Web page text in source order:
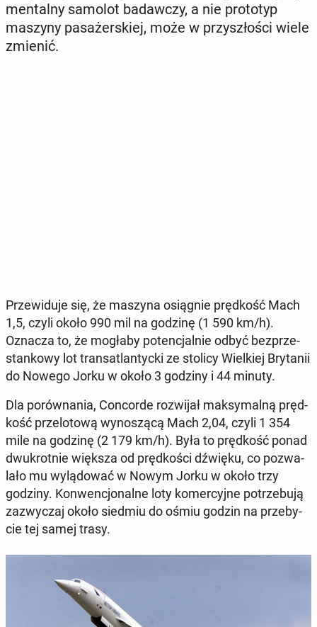
men­tal­ny samolot ba­daw­czy, a nie pro­to­typ
maszyny pa­sa­żer­skiej, może w przy­szło­ści wiele
zmienić.
Prze­wi­du­je się, że maszyna osią­gnie pręd­kość Mach
1,5, czyli około 990 mil na godzinę (1 590 km/h).
Oznacza to, że mogłaby po­ten­cjal­nie odbyć bez­prze­
stan­ko­wy lot trans­atlan­tyc­ki ze stolicy Wiel­kiej Bry­ta­nii
do Nowego Jorku w około 3 godziny i 44 minuty.
Dla po­rów­na­nia, Con­cor­de roz­wi­jał mak­sy­mal­ną pręd­
kość prze­lo­to­wą wy­no­szą­cą Mach 2,04, czyli 1 354
mile na godzinę (2 179 km/h). Była to pręd­kość ponad
dwu­krot­nie większa od pręd­ko­ści dźwięku, co po­zwa­
la­ło mu wy­lą­do­wać w Nowym Jorku w około trzy
godziny. Kon­wen­cjo­nal­ne loty ko­mer­cyj­ne po­trze­bu­ją
za­zwy­czaj około siedmiu do ośmiu godzin na prze­by­
cie tej samej trasy.